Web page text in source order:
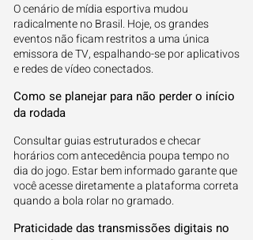
O cenário de mídia esportiva mudou
radicalmente no Brasil. Hoje, os grandes
eventos não ficam restritos a uma única
emissora de TV, espalhando-se por aplicativos
e redes de vídeo conectados.
Como se planejar para não perder o início
da rodada
Consultar guias estruturados e checar
horários com antecedência poupa tempo no
dia do jogo. Estar bem informado garante que
você acesse diretamente a plataforma correta
quando a bola rolar no gramado.
Praticidade das transmissões digitais no